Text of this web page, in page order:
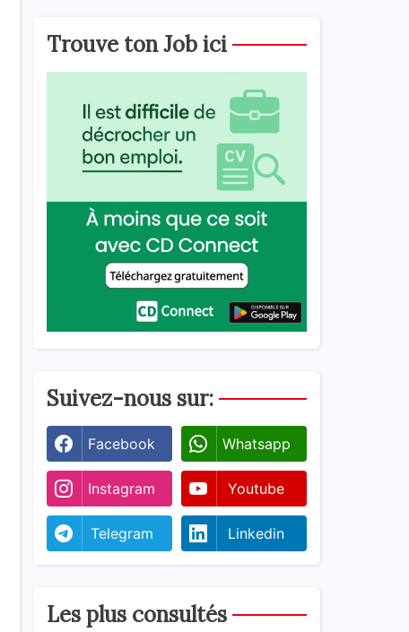
Trouve ton Job ici
Suivez-nous sur:
Facebook Whatsapp
Instagram Youtube
Telegram Linkedin
Les plus consultés